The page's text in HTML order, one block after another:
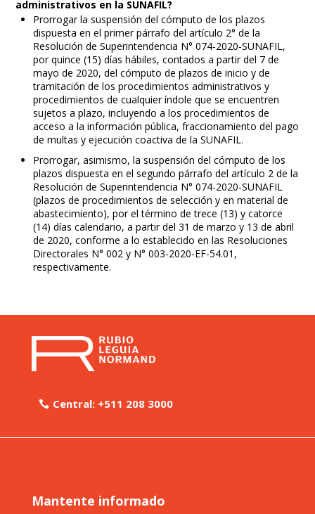
administrativos en la SUNAFIL?
Prorrogar la suspensión del cómputo de los plazos
dispuesta en el primer párrafo del artículo 2° de la
Resolución de Superintendencia N° 074-2020-SUNAFIL,
por quince (15) días hábiles, contados a partir del 7 de
mayo de 2020, del cómputo de plazos de inicio y de
tramitación de los procedimientos administrativos y
procedimientos de cualquier índole que se encuentren
sujetos a plazo, incluyendo a los procedimientos de
acceso a la información pública, fraccionamiento del pago
de multas y ejecución coactiva de la SUNAFIL.
Prorrogar, asimismo, la suspensión del cómputo de los
plazos dispuesta en el segundo párrafo del artículo 2 de la
Resolución de Superintendencia N° 074-2020-SUNAFIL
(plazos de procedimientos de selección y en material de
abastecimiento), por el término de trece (13) y catorce
(14) días calendario, a partir del 31 de marzo y 13 de abril
de 2020, conforme a lo establecido en las Resoluciones
Directorales N° 002 y N° 003-2020-EF-54.01,
respectivamente.
Central: +511 208 3000
Mantente informado